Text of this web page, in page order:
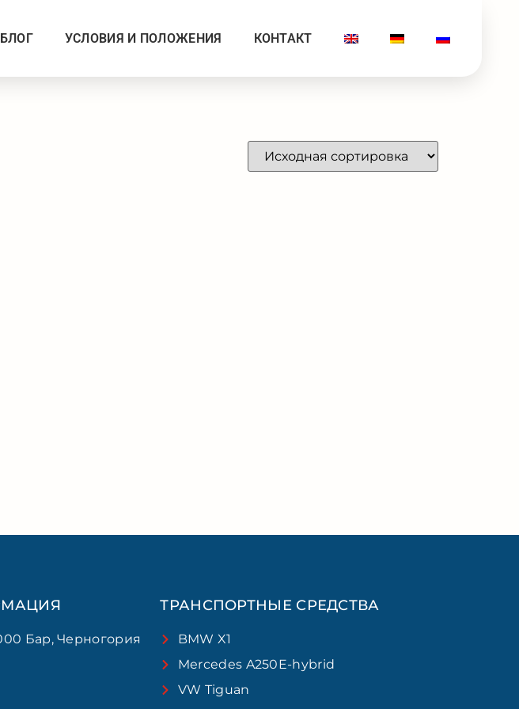
БЛОГ УСЛОВИЯ И ПОЛОЖЕНИЯ КОНТАКТ
Бар, Черногория
ТРАНСПОРТНЫЕ СРЕДСТВА
BMW X1
Mercedes A250E-hybrid
VW Tiguan